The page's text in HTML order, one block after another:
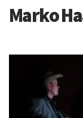
Marko